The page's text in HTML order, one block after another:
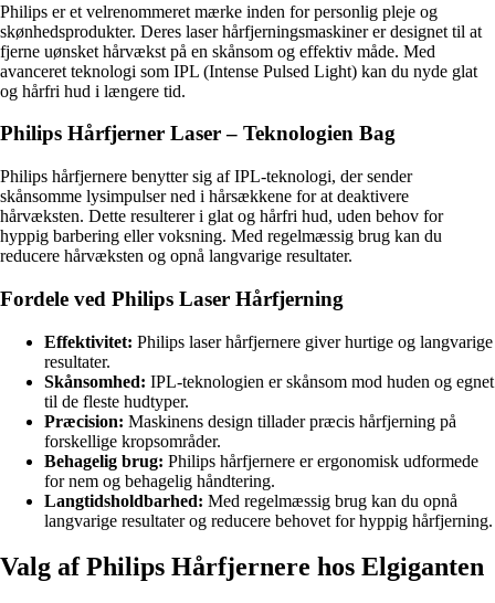
Philips er et velrenommeret mærke inden for personlig pleje og
skønhedsprodukter. Deres laser hårfjerningsmaskiner er designet til at
fjerne uønsket hårvækst på en skånsom og effektiv måde. Med
avanceret teknologi som IPL (Intense Pulsed Light) kan du nyde glat
og hårfri hud i længere tid.
Philips Hårfjerner Laser – Teknologien Bag
Philips hårfjernere benytter sig af IPL-teknologi, der sender
skånsomme lysimpulser ned i hårsækkene for at deaktivere
hårvæksten. Dette resulterer i glat og hårfri hud, uden behov for
hyppig barbering eller voksning. Med regelmæssig brug kan du
reducere hårvæksten og opnå langvarige resultater.
Fordele ved Philips Laser Hårfjerning
Effektivitet: Philips laser hårfjernere giver hurtige og langvarige
resultater.
Skånsomhed: IPL-teknologien er skånsom mod huden og egnet
til de fleste hudtyper.
Præcision: Maskinens design tillader præcis hårfjerning på
forskellige kropsområder.
Behagelig brug: Philips hårfjernere er ergonomisk udformede
for nem og behagelig håndtering.
Langtidsholdbarhed: Med regelmæssig brug kan du opnå
langvarige resultater og reducere behovet for hyppig hårfjerning.
Valg af Philips Hårfjernere hos Elgiganten